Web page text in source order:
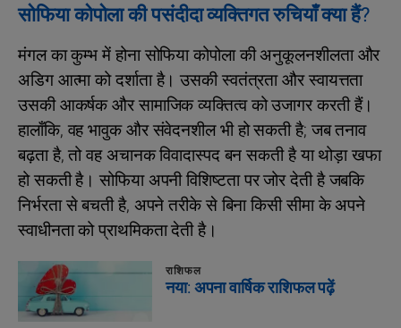
सोफिया कोपोला की पसंदीदा व्यक्तिगत रुचियाँ क्या हैं?
मंगल का कुम्भ में होना सोफिया कोपोला की अनुकूलनशीलता और
अडिग आत्मा को दर्शाता है। उसकी स्वतंत्रता और स्वायत्तता
उसकी आकर्षक और सामाजिक व्यक्तित्व को उजागर करती हैं।
हालाँकि, वह भावुक और संवेदनशील भी हो सकती है; जब तनाव
बढ़ता है, तो वह अचानक विवादास्पद बन सकती है या थोड़ा खफा
हो सकती है। सोफिया अपनी विशिष्टता पर जोर देती है जबकि
निर्भरता से बचती है, अपने तरीके से बिना किसी सीमा के अपने
स्वाधीनता को प्राथमिकता देती है।
राशिफल
नया: अपना वार्षिक राशिफल पढ़ें